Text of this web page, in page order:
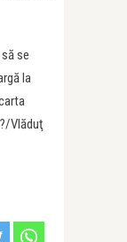
se
la
Vlăduţ